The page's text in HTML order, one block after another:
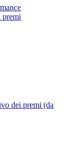
premi
dei premi (da